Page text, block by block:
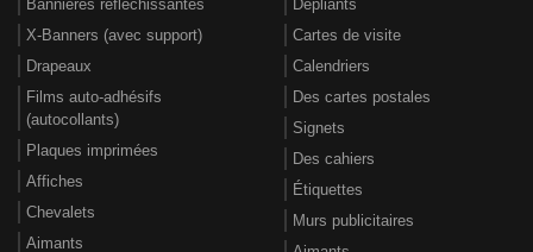
Bannières réfléchissantes
X-Banners (avec support)
Drapeaux
Films auto-adhésifs
(autocollants)
Plaques imprimées
Affiches
Chevalets
Aimants
Dépliants
Cartes de visite
Calendriers
Des cartes postales
Signets
Des cahiers
Étiquettes
Murs publicitaires